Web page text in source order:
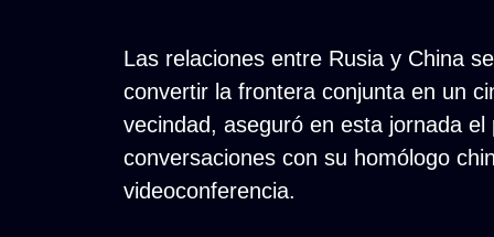
Las relaciones entre Rusia y China
convertir la frontera conjunta en un
vecindad, aseguró en esta jornada
conversaciones con su homólogo
videoconferencia.